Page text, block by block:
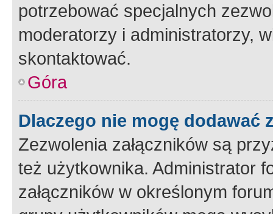
potrzebować specjalnych
moderatorzy i administratorzy,
skontaktować.
Góra
Dlaczego nie mogę dodawać
Zezwolenia załączników są
też użytkownika. Administrator
załączników w określonym